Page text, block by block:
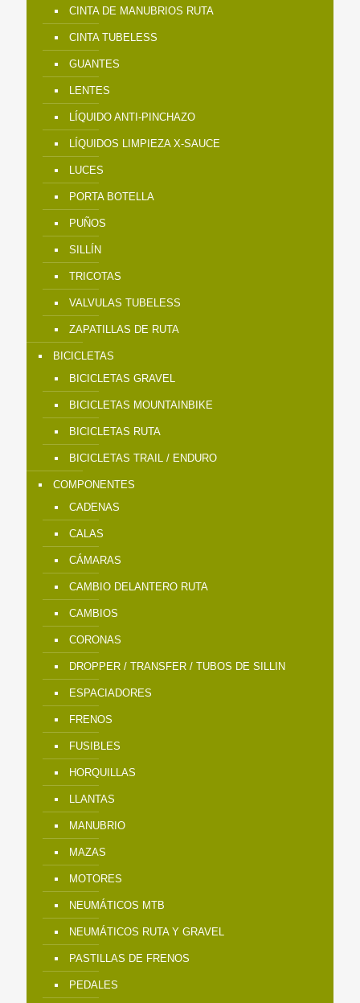
CINTA DE MANUBRIOS RUTA
CINTA TUBELESS
GUANTES
LENTES
LÍQUIDO ANTI-PINCHAZO
LÍQUIDOS LIMPIEZA X-SAUCE
LUCES
PORTA BOTELLA
PUÑOS
SILLÍN
TRICOTAS
VALVULAS TUBELESS
ZAPATILLAS DE RUTA
BICICLETAS
BICICLETAS GRAVEL
BICICLETAS MOUNTAINBIKE
BICICLETAS RUTA
BICICLETAS TRAIL / ENDURO
COMPONENTES
CADENAS
CALAS
CÁMARAS
CAMBIO DELANTERO RUTA
CAMBIOS
CORONAS
DROPPER / TRANSFER / TUBOS DE SILLIN
ESPACIADORES
FRENOS
FUSIBLES
HORQUILLAS
LLANTAS
MANUBRIO
MAZAS
MOTORES
NEUMÁTICOS MTB
NEUMÁTICOS RUTA Y GRAVEL
PASTILLAS DE FRENOS
PEDALES